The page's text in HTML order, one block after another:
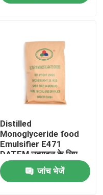
Distilled
Monoglyceride food
Emulsifier E471
DATEM उत्पादन के लिए
DMG जीएमएस
जांच भेजें